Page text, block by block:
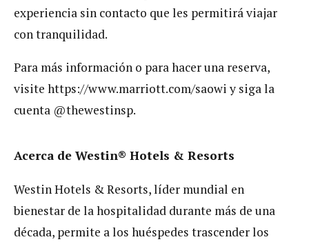
experiencia sin contacto que les permitirá viajar
con tranquilidad.
Para más información o para hacer una reserva,
visite https://www.marriott.com/saowi y siga la
cuenta @thewestinsp.
Acerca de Westin® Hotels & Resorts
Westin Hotels & Resorts, líder mundial en
bienestar de la hospitalidad durante más de una
década, permite a los huéspedes trascender los